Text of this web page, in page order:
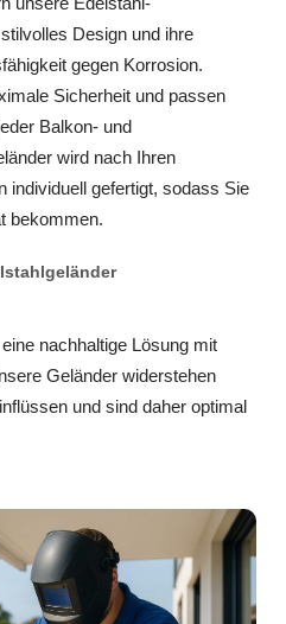
Design und ihre
gegen Korrosion.
Sicherheit und passen
Balkon- und
wird nach Ihren
individuell gefertigt, sodass Sie
bekommen.
nachhaltige Lösung mit
Geländer widerstehen
und sind daher optimal